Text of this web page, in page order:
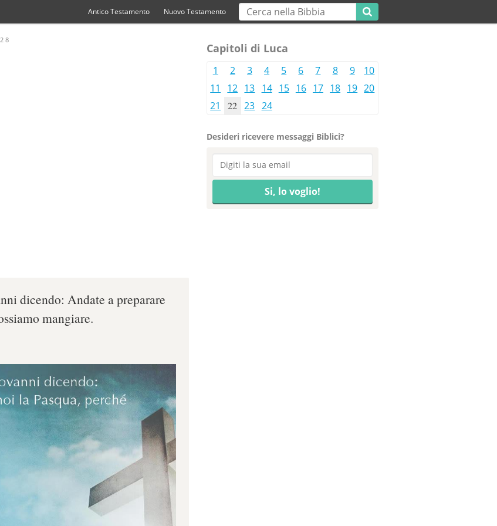
Antico Testamento Nuovo Testamento
8
dicendo: Andate a preparare
mangiare.
Capitoli di Luca
1 2 3 4 5 6 7 8 9
10
11
12 13 14 15 16 17 18 19 20
21
22 23 24
Desideri ricevere messaggi Biblici?